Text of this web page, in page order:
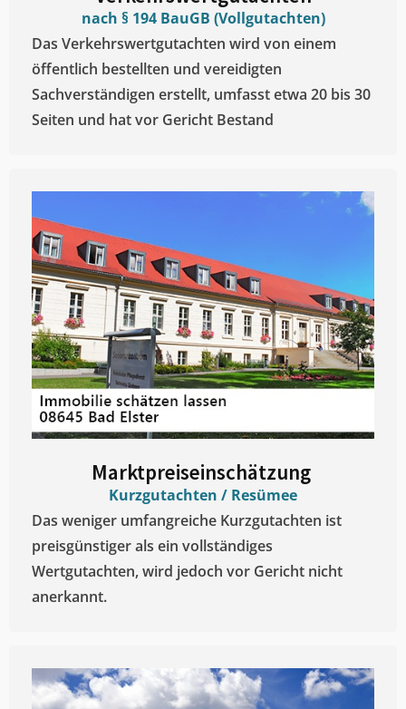
nach § 194 BauGB (Vollgutachten)
Das Verkehrswertgutachten wird von einem
öffentlich bestellten und vereidigten
Sachverständigen erstellt, umfasst etwa 20 bis 30
Seiten und hat vor Gericht Bestand
Marktpreiseinschätzung ​
Kurzgutachten / Resümee
Das weniger umfangreiche Kurzgutachten ist
preisgünstiger als ein vollständiges
Wertgutachten, wird jedoch vor Gericht nicht
anerkannt.